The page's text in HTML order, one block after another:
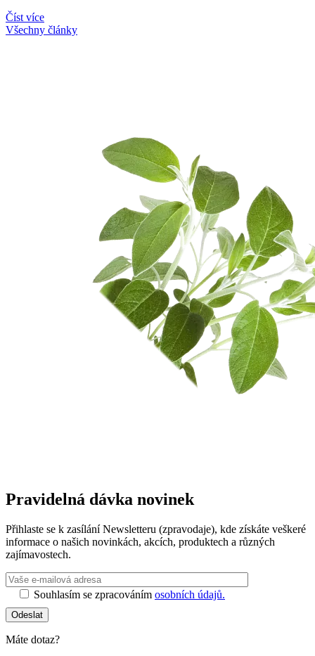
Číst více
Všechny články
Pravidelná dávka novinek
Přihlaste se k zasílání Newsletteru (zpravodaje), kde získáte veškeré
informace o našich novinkách, akcích, produktech a různých
zajímavostech.
Souhlasím se zpracováním osobních údajů.
Odeslat
Máte dotaz?